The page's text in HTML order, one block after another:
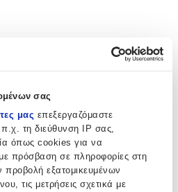
σας
μας επεξεργαζόμαστε
τη διεύθυνση IP σας,
όπως cookies για να
πρόσβαση σε πληροφορίες στη
εξατομικευμένων
τις μετρήσεις σχετικά με